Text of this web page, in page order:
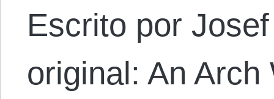
Escrito por
original: An Arch